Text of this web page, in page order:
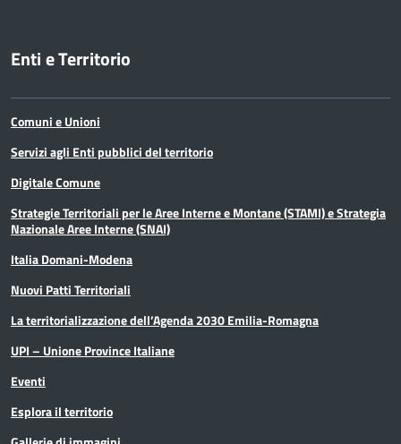
Enti e Territorio
Comuni e Unioni
Servizi agli Enti pubblici del territorio
Digitale Comune
Strategie Territoriali per le Aree Interne e Montane (STAMI) e Strategia
Nazionale Aree Interne (SNAI)
Italia Domani-Modena
Nuovi Patti Territoriali
La territorializzazione dell’Agenda 2030 Emilia-Romagna
UPI – Unione Province Italiane
Eventi
Esplora il territorio